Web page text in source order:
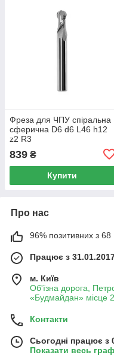
Фреза для ЧПУ спіральна
сферична D6 d6 L46 h12
z2 R3
839 ₴
Купити
Про нас
96% позитивних з 68
Працює з
м. Київ
Об'їзна дорога,
«Будмайдан» місце
Контакти
Сьогодні працює з
Показати весь